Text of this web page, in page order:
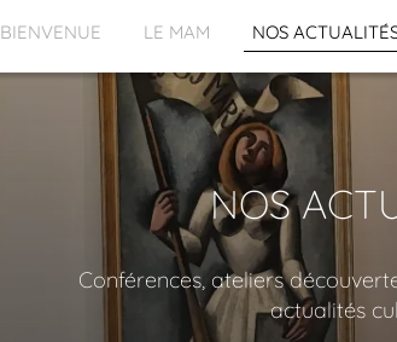
BIENVENUE LE MAM NOS
NOS
Conférences, ateliers
actualités